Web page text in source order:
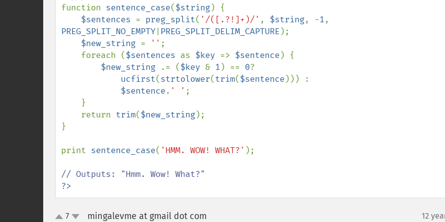
function sentence_case($string) {
$sentences = preg_split( '/([.?!]+)/' , $string, -1
PREG_SPLIT_NO_EMPTY PREG_SPLIT_DELIM_CAPTURE );
$new_string = '' ;
    foreach (
$sentences as $key => $sentence ) {
$new_string
.= ($key & 1 ) == 0?
ucfirst(strtolower(trim($sentence ))) :
$sentence. ' ' ;
    return
trim($new_string);
}
print sentence_case( 'HMM. WOW! WHAT?' );
?>
up7 mingalevme at gmail dot com 12